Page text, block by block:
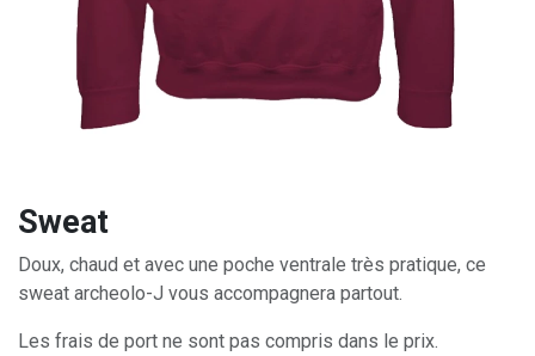
Sweat
Doux, chaud et avec une poche ventrale très pratique, ce
sweat archeolo-J vous accompagnera partout.
Les frais de port ne sont pas compris dans le prix.